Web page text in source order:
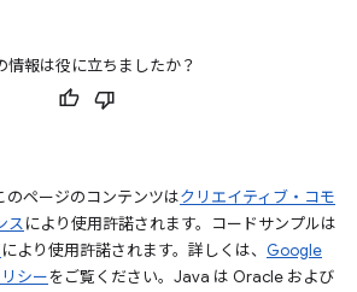
情報は役に立ちましたか？
のページのコンテンツはクリエイティブ・コモ
スにより使用許諾されます。コードサンプルは
により使用許諾されます。詳しくは、 Google
シーをご覧ください。Java は Oracle および